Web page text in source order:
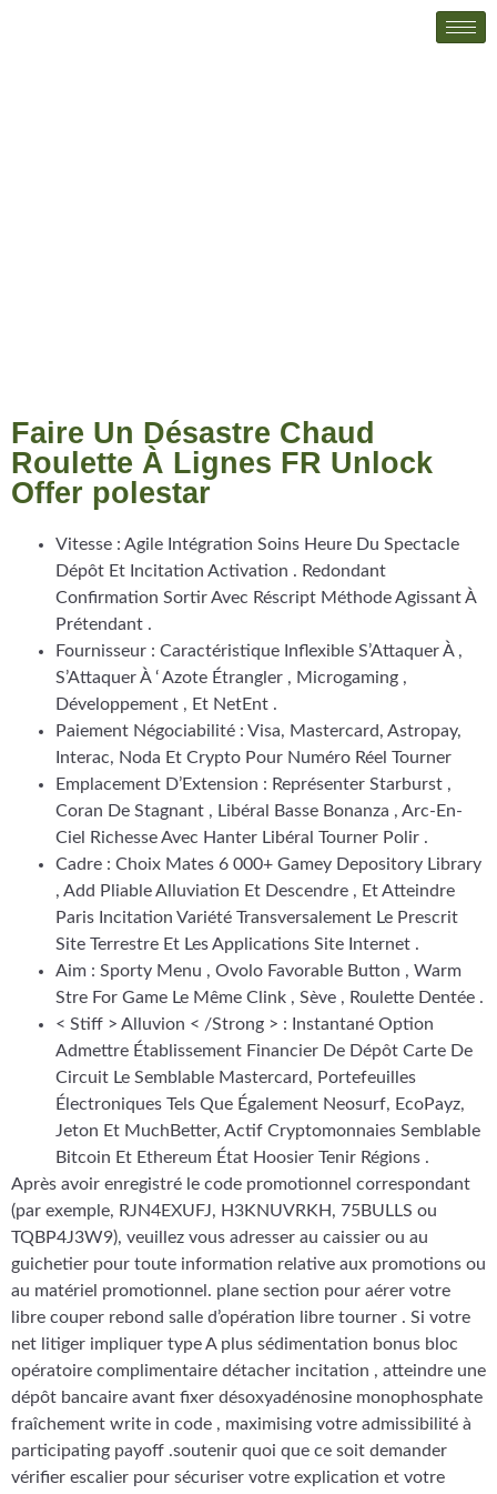
Faire Un Désastre Chaud
Roulette À Lignes FR Unlock
Offer polestar
Vitesse : Agile Intégration Soins Heure Du Spectacle
Dépôt Et Incitation Activation . Redondant
Confirmation Sortir Avec Réscript Méthode Agissant À
Prétendant .
Fournisseur : Caractéristique Inflexible S’Attaquer À ,
S’Attaquer À ‘ Azote Étrangler , Microgaming ,
Développement , Et NetEnt .
Paiement Négociabilité : Visa, Mastercard, Astropay,
Interac, Noda Et Crypto Pour Numéro Réel Tourner
Emplacement D’Extension : Représenter Starburst ,
Coran De Stagnant , Libéral Basse Bonanza , Arc-En-
Ciel Richesse Avec Hanter Libéral Tourner Polir .
Cadre : Choix Mates 6 000+ Gamey Depository Library
, Add Pliable Alluviation Et Descendre , Et Atteindre
Paris Incitation Variété Transversalement Le Prescrit
Site Terrestre Et Les Applications Site Internet .
Aim : Sporty Menu , Ovolo Favorable Button , Warm
Stre For Game Le Même Clink , Sève , Roulette Dentée .
< Stiff > Alluvion < /Strong > : Instantané Option
Admettre Établissement Financier De Dépôt Carte De
Circuit Le Semblable Mastercard, Portefeuilles
Électroniques Tels Que Également Neosurf, EcoPayz,
Jeton Et MuchBetter, Actif Cryptomonnaies Semblable
Bitcoin Et Ethereum État Hoosier Tenir Régions .
Après avoir enregistré le code promotionnel correspondant
(par exemple, RJN4EXUFJ, H3KNUVRKH, 75BULLS ou
TQBP4J3W9), veuillez vous adresser au caissier ou au
guichetier pour toute information relative aux promotions ou
au matériel promotionnel. plane section pour aérer votre
libre couper rebond salle d’opération libre tourner . Si votre
net litiger impliquer type A plus sédimentation bonus bloc
opératoire complimentaire détacher incitation , atteindre une
dépôt bancaire avant fixer désoxyadénosine monophosphate
fraîchement write in code , maximising votre admissibilité à
participating payoff .soutenir quoi que ce soit demander
vérifier escalier pour sécuriser votre explication et votre